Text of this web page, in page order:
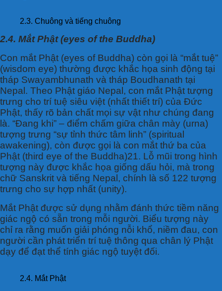
2.3. Chuông và tiếng chuông
2.4. Mắt Phật (eyes of the Buddha)
Con mắt Phật (eyes of Buddha) còn gọi là “mắt tuệ”
(wisdom eye) thường được khắc họa sinh động tại
tháp Swayambhunath và tháp Boudhanath tại
Nepal. Theo Phật giáo Nepal, con mắt Phật tượng
trưng cho trí tuệ siêu việt (nhất thiết trí) của Đức
Phật, thấy rõ bản chất mọi sự vật như chúng đang
là. “Đang khi” – điểm chấm giữa chân mày (urna)
tượng trưng “sự tỉnh thức tâm linh” (spiritual
awakening), còn được gọi là con mắt thứ ba của
Phật (third eye of the Buddha)21. Lỗ mũi trong hình
tượng này được khắc họa giống dấu hỏi, mà trong
chữ Sanskrit và tiếng Nepal, chính là số 122 tượng
trưng cho sự hợp nhất (unity).
Mắt Phật được sử dụng nhằm đánh thức tiềm năng
giác ngộ có sẵn trong mỗi người. Biểu tượng này
chỉ ra rằng muốn giải phóng nỗi khổ, niềm đau, con
người cần phát triển trí tuệ thông qua chân lý Phật
dạy để đạt thể tính giác ngộ tuyệt đối.
2.4. Mắt Phật